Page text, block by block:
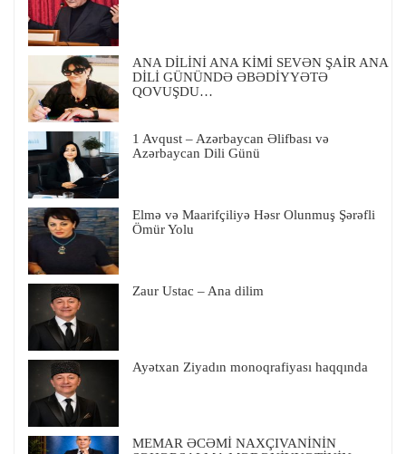
ANA DİLİNİ ANA KİMİ SEVƏN ŞAİR ANA
DİLİ GÜNÜNDƏ ƏBƏDİYYƏTƏ
QOVUŞDU…
1 Avqust – Azərbaycan Əlifbası və
Azərbaycan Dili Günü
Elmə və Maarifçiliyə Həsr Olunmuş Şərəfli
Ömür Yolu
Zaur Ustac – Ana dilim
Ayətxan Ziyadın monoqrafiyası haqqında
MEMAR ƏCƏMİ NAXÇIVANİNİN